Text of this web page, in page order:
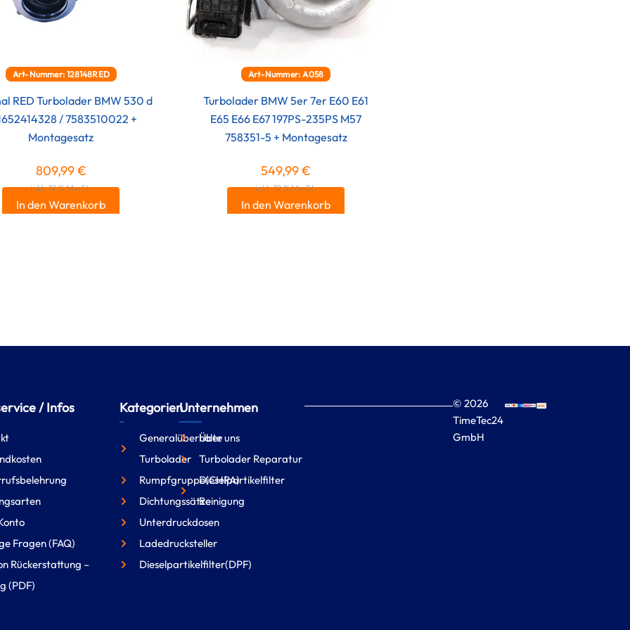
Art-Nummer: 128148RED
RED Turbolader BMW 530 d
/ 7583510022 +
Montagesatz
809,99€
inkl. 19 % MwSt.
In den Warenkorb
Art-Nummer: A058
Turbolader BMW 5er 7er E60 E61
E65 E66 E67 197PS-235PS M57
758351-5 + Montagesatz
549,99€
inkl. 19 % MwSt.
In den Warenkorb
/ Infos
Fragen (FAQ)
Rückerstattung –
(PDF)
Kategorien
Generalüberholte
Turbolader
Rumpfgruppe(CHRA)
Dichtungssätze
Unterdruckdosen
Ladedrucksteller
Dieselpartikelfilter(DPF)
Unternehmen
Über uns
Turbolader Reparatur
Dieselpartikelfilter
Reinigung
© 2026
TimeTec24
GmbH